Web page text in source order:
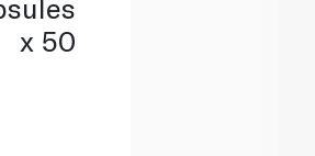
x 50